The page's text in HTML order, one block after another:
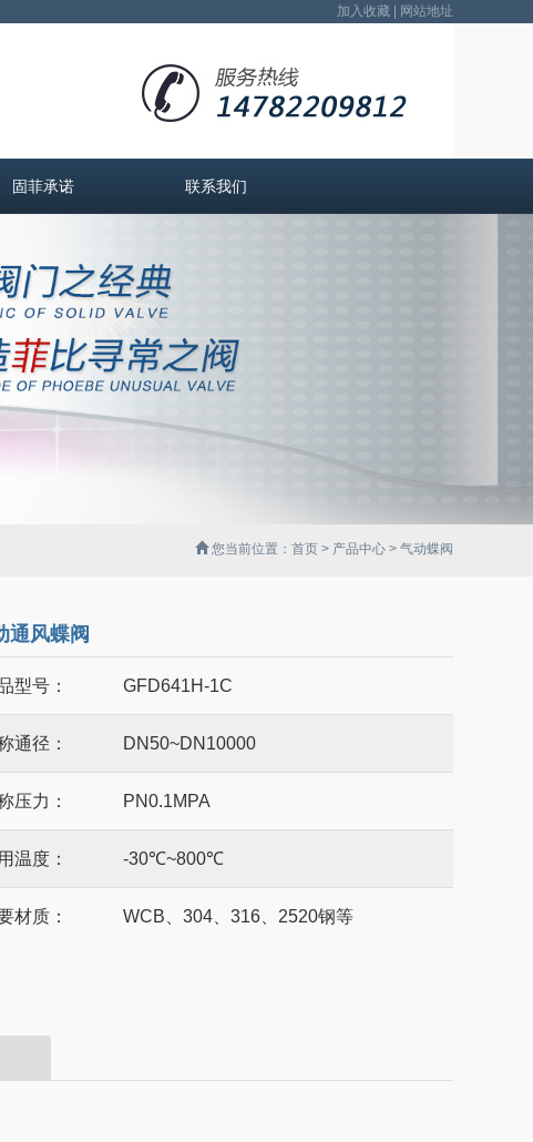
加入收藏 网站地址
固菲承诺 联系我们
您当前位置： 首页 > 产品中心 > 气动蝶阀
通风蝶阀
型号： GFD641H-1C
通径： DN50~DN10000
压力： PN0.1MPA
温度： -30℃~800℃
材质： WCB、304、316、2520钢等